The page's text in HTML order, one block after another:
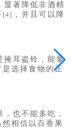
显著降低非酒精
[4]
，并且可以降
掩耳盗铃，能量
选择食物的正
也不能多吃，
相信以百香果